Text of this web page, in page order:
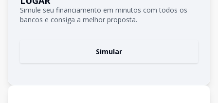
Simule seu financiamento em minutos com todos os
bancos e consiga a melhor proposta.
Simular